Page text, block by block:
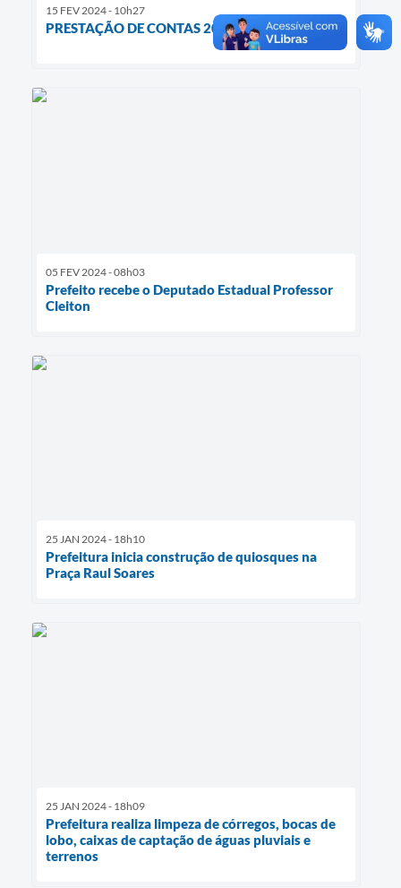
15 FEV 2024 - 10h27
PRESTAÇÃO DE CONTAS 2023
05 FEV 2024 - 08h03
Prefeito recebe o Deputado Estadual Professor
Cleiton
25 JAN 2024 - 18h10
Prefeitura inicia construção de quiosques na
Praça Raul Soares
25 JAN 2024 - 18h09
Prefeitura realiza limpeza de córregos, bocas de
lobo, caixas de captação de águas pluviais e
terrenos